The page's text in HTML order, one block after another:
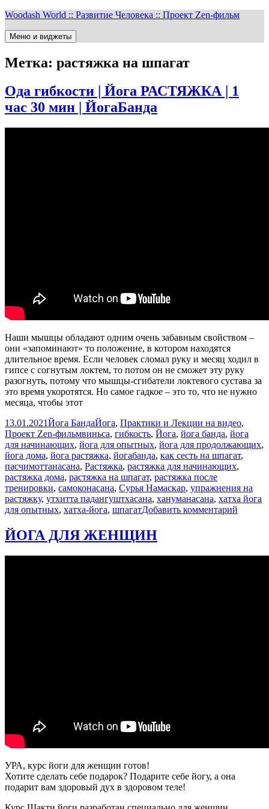
Перейти
содержимому
Woodash World :: Развитие Человека :: Проект Zen-фильм
Меню и виджеты
Метка: растяжка на шпагат
Ода гибкости | Йога РАСТЯЖКА | 1
час 30 мин | ЙогаБанда
Наши мышцы обладают одним очень забавным свойством –
они «запоминают» то положение, в котором находятся
длительное время. Если человек сломал руку и месяц ходил в
гипсе с согнутым локтем, то потом он не сможет эту руку
разогнуть, потому что мышцы-сгибатели локтевого сустава за
это время укоротятся. Но самое гадкое – это то, что не нужно
месяца, чтобы этот
Опубликовано
13.01.2021Автор
Йога БандаРубрики
Йога, Практики и Лекции на видео,
Проект Zen-фильмМетки
виньса, гибкость, Йога, йога банда, йога
для начинающих, йога для опытных, йога для продолжающих,
йога дома, йога растяжка, йогабанда, как сесть на шпагат,
пасчимоттанасана, Растяжка, растяжка для начинающих,
растяжка дома, растяжка на шпагат, растяжка после
тренировки, самоконасана, Сурья Намаскар, упражнения на
растяжку, утхитта падангуштхасана, хануманасана, хатха йога
для опытных, хатха-йога, шпагатДобавить комментарий
ЙОГА ДЛЯ ЖЕНЩИН
УРА, курс йоги для женщин готов!
Хотите сделать себе подарок? Подарите себе йогу, а она
подарит вам здоровый дух в здоровом теле!